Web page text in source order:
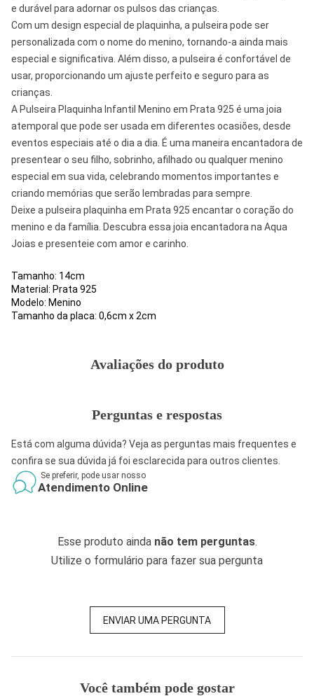
e durável para adornar os pulsos das crianças.
Com um design especial de plaquinha, a pulseira pode ser
personalizada com o nome do menino, tornando-a ainda mais
especial e significativa. Além disso, a pulseira é confortável de
usar, proporcionando um ajuste perfeito e seguro para as
crianças.
A Pulseira Plaquinha Infantil Menino em Prata 925 é uma joia
atemporal que pode ser usada em diferentes ocasiões, desde
eventos especiais até o dia a dia. É uma maneira encantadora de
presentear o seu filho, sobrinho, afilhado ou qualquer menino
especial em sua vida, celebrando momentos importantes e
criando memórias que serão lembradas para sempre.
Deixe a pulseira plaquinha em Prata 925 encantar o coração do
menino e da família. Descubra essa joia encantadora na Aqua
Joias e presenteie com amor e carinho.
Tamanho: 14cm
Material: Prata 925
Modelo: Menino
Tamanho da placa: 0,6cm x 2cm
Avaliações do produto
Perguntas e respostas
Está com alguma dúvida? Veja as perguntas mais frequentes e
confira se sua dúvida já foi esclarecida para outros clientes.
Se preferir, pode usar nosso
Atendimento Online
Esse produto ainda não tem perguntas.
Utilize o formulário para fazer sua pergunta
ENVIAR UMA PERGUNTA
Você também pode gostar